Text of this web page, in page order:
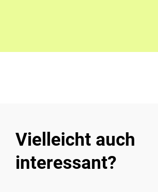
Vielleicht auch
interessant?